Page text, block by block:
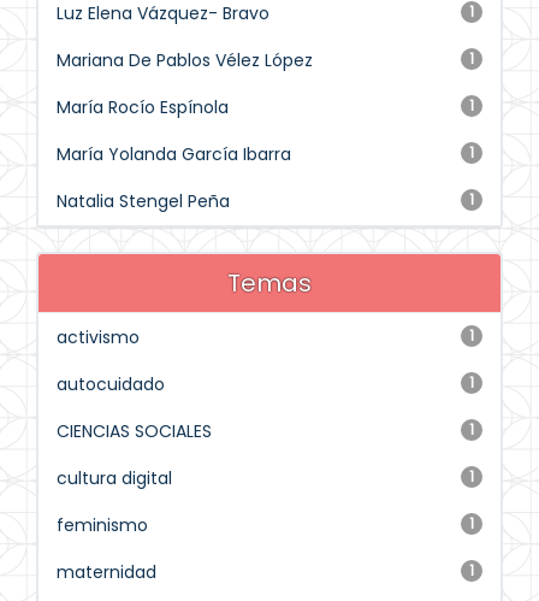
1
Luz Elena Vázquez- Bravo
1
Mariana De Pablos Vélez López
1
María Rocío Espínola
1
María Yolanda García Ibarra
1
Natalia Stengel Peña
Temas
1
activismo
1
autocuidado
1
CIENCIAS SOCIALES
1
cultura digital
1
feminismo
1
maternidad